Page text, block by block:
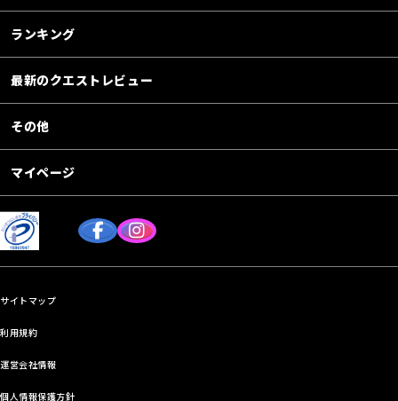
ランキング
最新のクエストレビュー
その他
マイページ
サイトマップ
利用規約
運営会社情報
個人情報保護方針